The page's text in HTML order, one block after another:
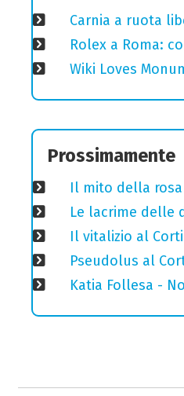
Carnia a ruota
Rolex a Roma:
Wiki Loves
Prossimamente
Il mito della rosa
Le lacrime delle
Il vitalizio al
Pseudolus al
Katia Follesa -